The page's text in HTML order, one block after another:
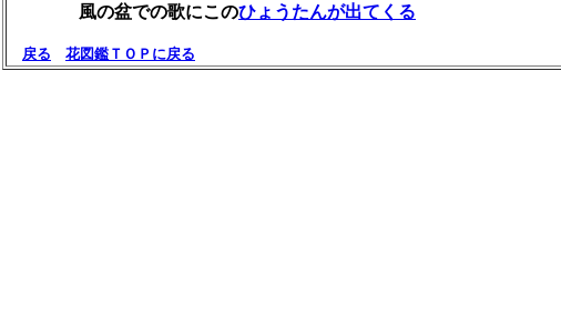
風の盆での歌にこのひょうたんが出てくる
戻る 花図鑑ＴＯＰに戻る